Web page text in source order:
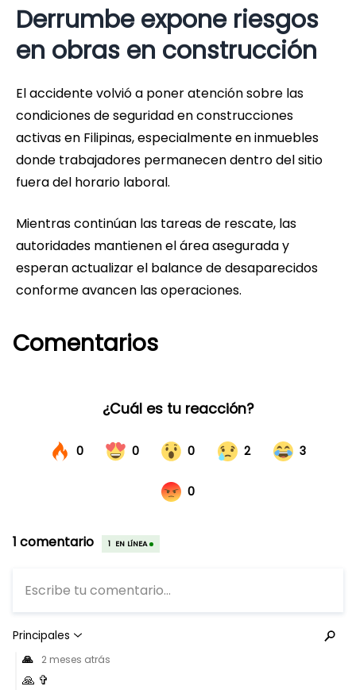
Derrumbe expone riesgos
en obras en construcción
El accidente volvió a poner atención sobre las
condiciones de seguridad en construcciones
activas en Filipinas, especialmente en inmuebles
donde trabajadores permanecen dentro del sitio
fuera del horario laboral.
Mientras continúan las tareas de rescate, las
autoridades mantienen el área asegurada y
esperan actualizar el balance de desaparecidos
conforme avancen las operaciones.
Comentarios